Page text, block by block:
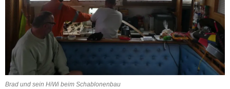
Brad und sein HiWi beim Schablonenbau